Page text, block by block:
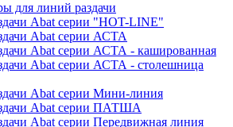
для линий раздачи
Abat серии "HOT-LINE"
Abat серии АСТА
Abat серии АСТА - кашированная
Abat серии АСТА - столешница
Abat серии Мини-линия
Abat серии ПАТША
Abat серии Передвижная линия